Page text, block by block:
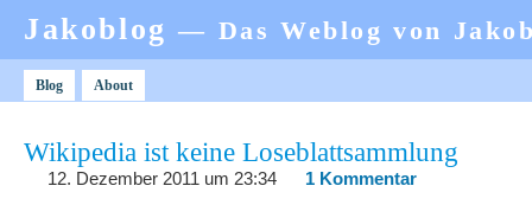
Jakoblog— Das Weblog von
Blog About
Wikipedia ist keine Loseblattsammlung
12. Dezember 2011 um 23:34 1 Kommentar